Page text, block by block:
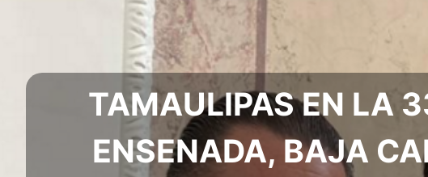
TAMAULIPAS EN LA
ENSENADA, BAJA